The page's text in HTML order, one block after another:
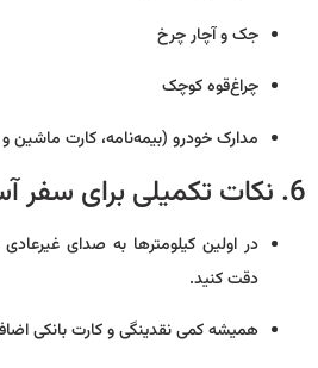
جک و آچار چرخ
چراغ‌قوه کوچک
مدارک خودرو (بیمه‌نامه، کارت ماشین و
6. نکات تکمیلی برای سفر آسوده
در اولین کیلومترها به صدای
دقت کنید.
همیشه کمی نقدینگی و کارت بانکی